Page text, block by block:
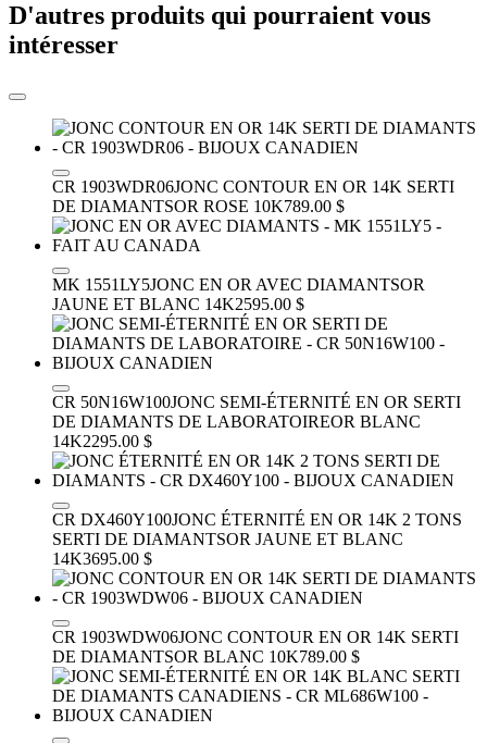
D'autres produits qui pourraient vous
intéresser
CR 1903WDR06JONC CONTOUR EN OR 14K SERTI
DE DIAMANTSOR ROSE 10K789.00 $
MK 1551LY5JONC EN OR AVEC DIAMANTSOR
JAUNE ET BLANC 14K2595.00 $
CR 50N16W100JONC SEMI-ÉTERNITÉ EN OR SERTI
DE DIAMANTS DE LABORATOIREOR BLANC
14K2295.00 $
CR DX460Y100JONC ÉTERNITÉ EN OR 14K 2 TONS
SERTI DE DIAMANTSOR JAUNE ET BLANC
14K3695.00 $
CR 1903WDW06JONC CONTOUR EN OR 14K SERTI
DE DIAMANTSOR BLANC 10K789.00 $